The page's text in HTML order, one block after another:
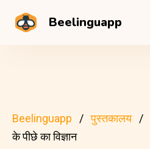
Beelinguapp
Beelinguapp पुस्तकालय
के पीछे का विज्ञान